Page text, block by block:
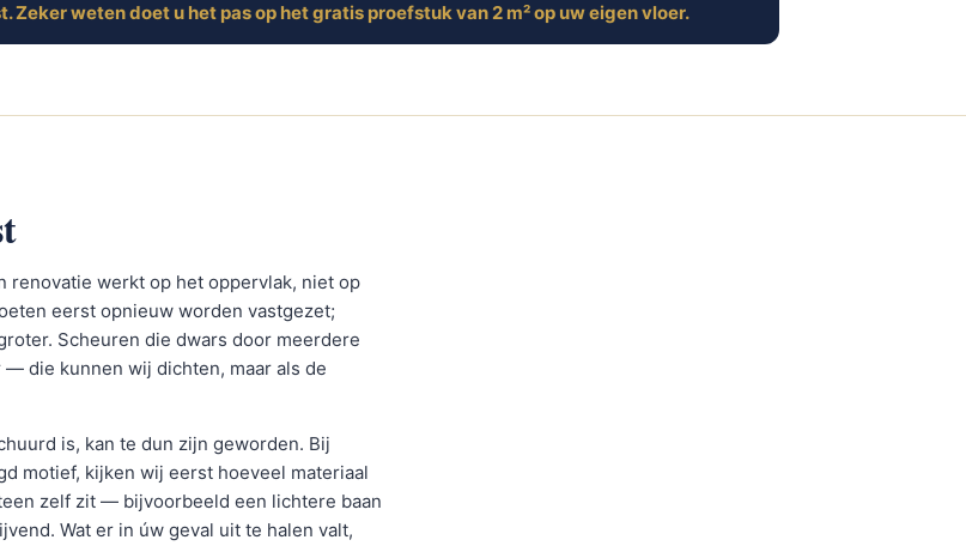
weten doet u het pas op het gratis proefstuk van 2 m² op uw eigen vloer.
renovatie werkt op het oppervlak, niet op
eerst opnieuw worden vastgezet;
Scheuren die dwars door meerdere
die kunnen wij dichten, maar als de
is, kan te dun zijn geworden. Bij
motief, kijken wij eerst hoeveel materiaal
zelf zit — bijvoorbeeld een lichtere baan
Wat er in úw geval uit te halen valt,